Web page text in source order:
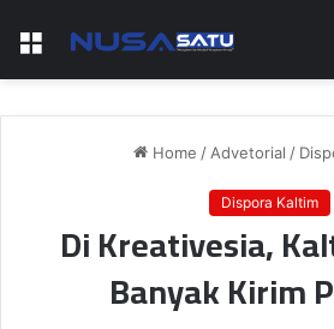
Menu
Home /Advetorial /
Dispora Kaltim
Di Kreativesia,
Banyak Kirim